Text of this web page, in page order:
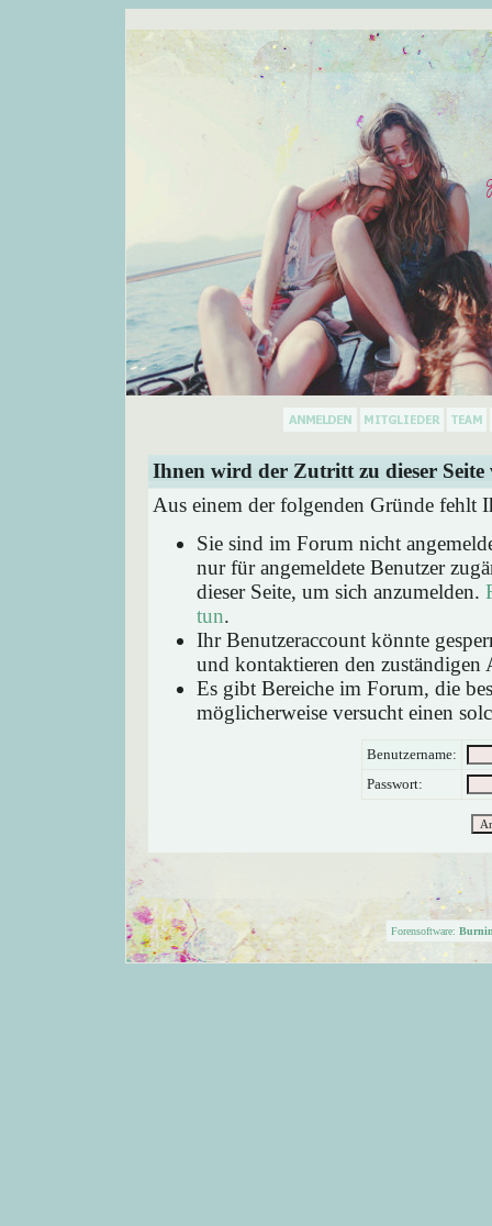
Ihnen wird der Zutritt zu dieser Seite
Aus einem der folgenden Gründe fehlt
Sie sind im Forum nicht
nur für angemeldete Benutzer
dieser Seite, um sich anzumelden.
tun.
Ihr Benutzeraccount könnte
und kontaktieren den zuständigen
Es gibt Bereiche im Forum, die
möglicherweise versucht einen
Benutzername:
Passwort:
Forensoftware: